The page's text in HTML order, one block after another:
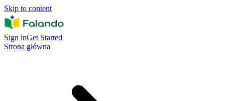
Skip to content
Sign inGet Started
Strona główna